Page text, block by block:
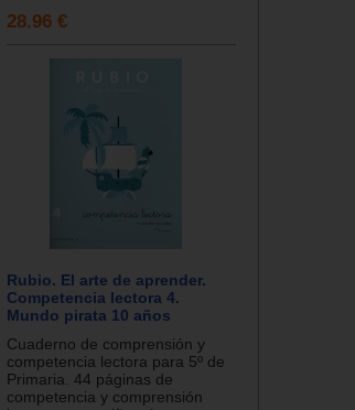
28.96 €
Rubio. El arte de aprender.
Competencia lectora 4.
Mundo pirata 10 años
Cuaderno de comprensión y
competencia lectora para 5º de
Primaria. 44 páginas de
competencia y comprensión